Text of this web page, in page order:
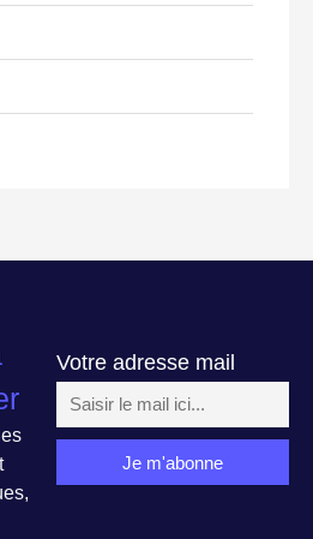
Votre adresse mail